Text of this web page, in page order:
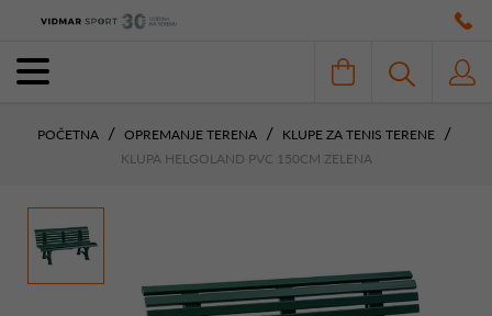
POČETNA OPREMANJE TERENA
KLUPE ZA TENIS TERENE
KLUPA HELGOLAND PVC 150CM ZELENA